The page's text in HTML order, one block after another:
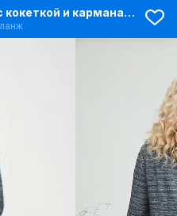
Платье из трикотажа с кокеткой и карманами